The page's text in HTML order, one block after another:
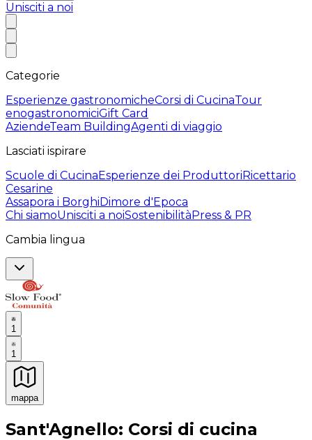
Unisciti a noi
Categorie
Esperienze gastronomicheCorsi di CucinaTour
enogastronomiciGift Card
AziendeTeam BuildingAgenti di viaggio
Lasciati ispirare
Scuole di CucinaEsperienze dei ProduttoriRicettario
Cesarine
Assapora i BorghiDimore d'Epoca
Chi siamoUnisciti a noiSostenibilitàPress & PR
Cambia lingua
1
1
mappa
Esperienze culinarie indimenticabili: Esperienze
Sant'Agnello: Corsi di cucina